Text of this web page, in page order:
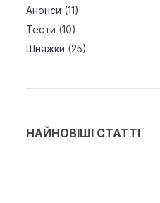
Анонси (11)
Тести (10)
Шняжки (25)
НАЙНОВІШІ СТАТТІ